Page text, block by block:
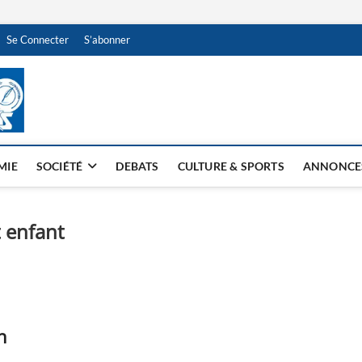
Se Connecter S’abonner
NDJAMENA HEBDO
SOCIÉTÉ DEBATS CULTURE & SPORTS
enfant